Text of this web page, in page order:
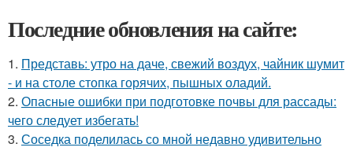
Последние обновления на сайте:
1. Представь: утро на даче, свежий воздух, чайник шумит
- и на столе стопка горячих, пышных оладий.
2. Опасные ошибки при подготовке почвы для рассады:
чего следует избегать!
3. Соседка поделилась со мной недавно удивительно